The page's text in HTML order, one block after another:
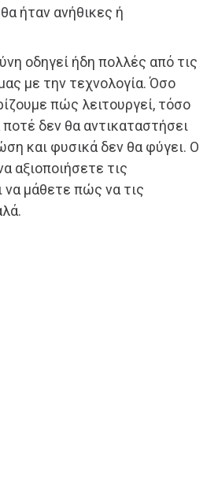
ήταν ανήθικες ή
οδηγεί ήδη πολλές από τις
με την τεχνολογία. Όσο
πώς λειτουργεί, τόσο
δεν θα αντικαταστήσει
και φυσικά δεν θα φύγει. Ο
αξιοποιήσετε τις
να μάθετε πώς να τις